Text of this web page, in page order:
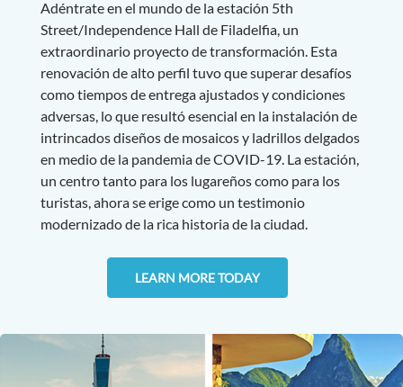
Adéntrate en el mundo de la estación 5th
Street/Independence Hall de Filadelfia, un
extraordinario proyecto de transformación. Esta
renovación de alto perfil tuvo que superar desafíos
como tiempos de entrega ajustados y condiciones
adversas, lo que resultó esencial en la instalación de
intrincados diseños de mosaicos y ladrillos delgados
en medio de la pandemia de COVID-19. La estación,
un centro tanto para los lugareños como para los
turistas, ahora se erige como un testimonio
modernizado de la rica historia de la ciudad.
LEARN MORE TODAY